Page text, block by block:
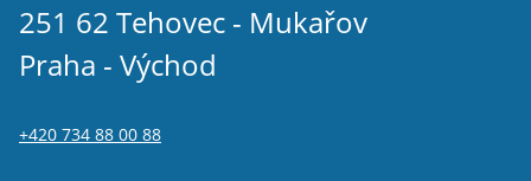
251 62 Tehovec - Mukařov
Praha - Východ
+420 734 88 00 88